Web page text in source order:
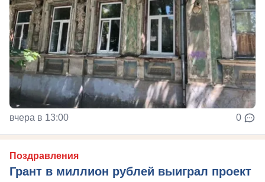
вчера в 13:00 0
Поздравления
Грант в миллион рублей выиграл проект